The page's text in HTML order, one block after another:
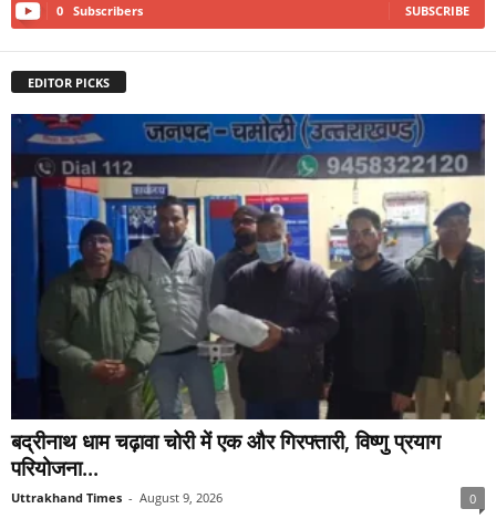
0 Subscribers SUBSCRIBE
EDITOR PICKS
बद्रीनाथ धाम चढ़ावा चोरी में एक और गिरफ्तारी, विष्णु प्रयाग
परियोजना...
Uttrakhand Times - August 9, 2026 0